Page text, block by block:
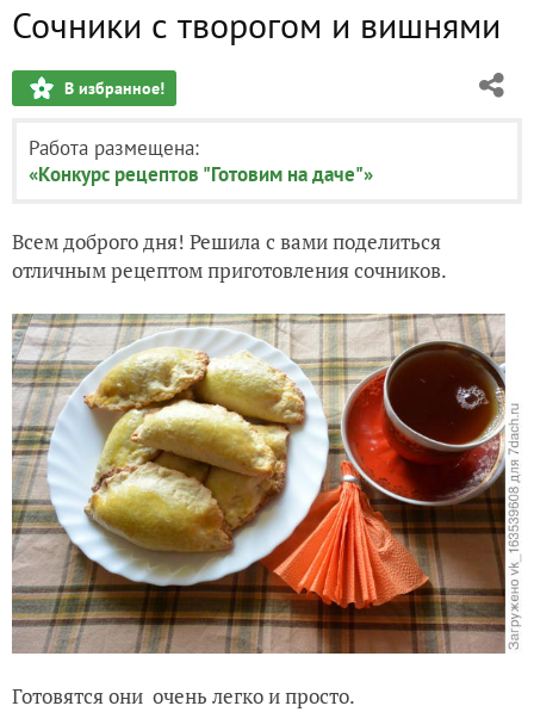
Сочники с творогом и вишнями
В избранное!
Работа размещена:
«Конкурс рецептов "Готовим на даче"»
Всем доброго дня! Решила с вами поделиться
отличным рецептом приготовления сочников.
Готовятся они очень легко и просто.